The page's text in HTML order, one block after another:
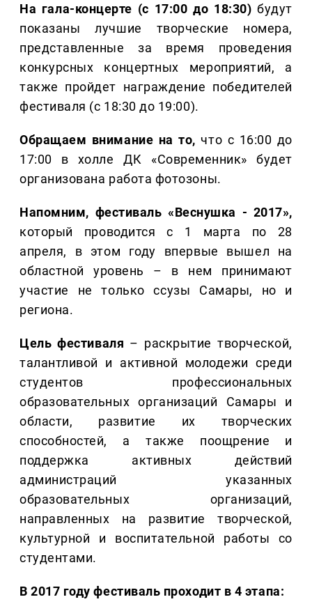
На гала-концерте (с 17:00 до 18:30)будут
показаны лучшие творческие номера,
представленные за время проведения
конкурсных концертных мероприятий, а
также пройдет награждение победителей
фестиваля (с 18:30 до 19:00).
Обращаем внимание на то, что с 16:00 до
17:00 в холле ДК «Современник» будет
организована работа фотозоны.
Напомним, фестиваль «Веснушка - 2017»,
который проводится с 1 марта по 28
апреля, в этом году впервые вышел на
областной уровень – в нем принимают
участие не только ссузы Самары, но и
региона.
Цель фестиваля – раскрытие творческой,
талантливой и активной молодежи среди
студентов профессиональных
образовательных организаций Самары и
области, развитие их творческих
способностей, а также поощрение и
поддержка активных действий
администраций указанных
образовательных организаций,
направленных на развитие творческой,
культурной и воспитательной работы со
студентами.
В 2017 году фестиваль проходит в 4 этапа: